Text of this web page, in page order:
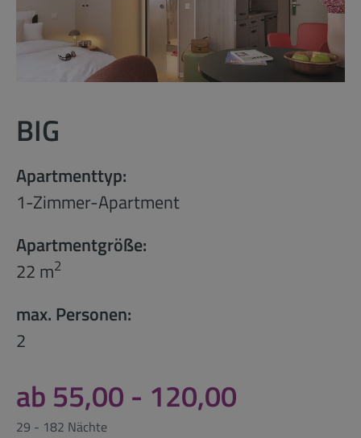
BIG
Apartmenttyp:
1-Zimmer-Apartment
Apartmentgröße:
22 m2
max. Personen:
2
ab 55,00 - 120,00
29 - 182 Nächte